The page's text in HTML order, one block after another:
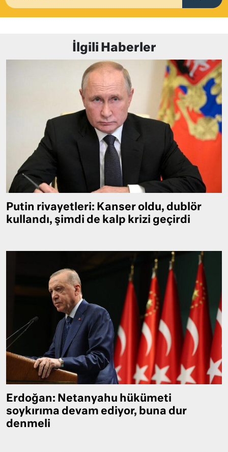
İlgili Haberler
Putin rivayetleri: Kanser oldu, dublör
kullandı, şimdi de kalp krizi geçirdi
Erdoğan: Netanyahu hükümeti
soykırıma devam ediyor, buna dur
denmeli